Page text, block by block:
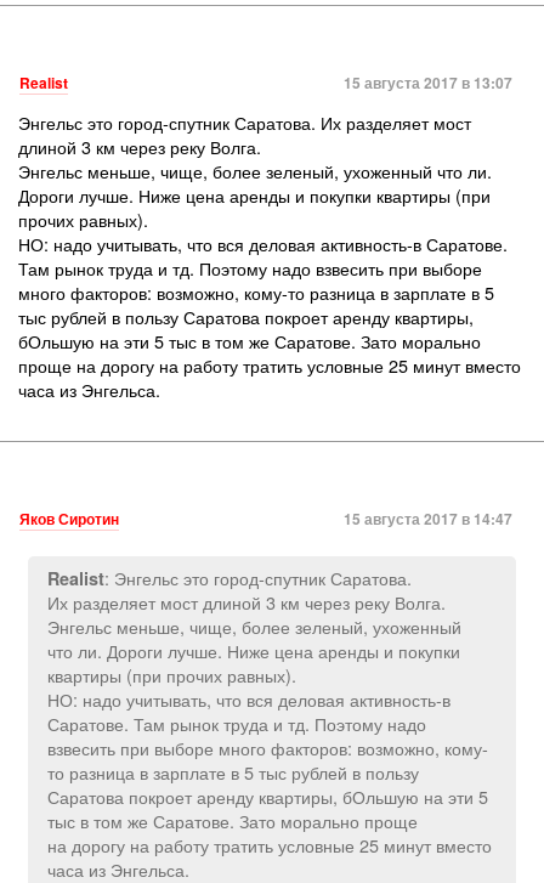
Realist 15 августа 2017 в 13:07
Энгельс это город-спутник Саратова. Их разделяет мост
длиной 3 км через реку Волга.
Энгельс меньше, чище, более зеленый, ухоженный что ли.
Дороги лучше. Ниже цена аренды и покупки квартиры (при
прочих равных).
НО: надо учитывать, что вся деловая активность-в Саратове.
Там рынок труда и тд. Поэтому надо взвесить при выборе
много факторов: возможно, кому-то разница в зарплате в 5
тыс рублей в пользу Саратова покроет аренду квартиры,
бОльшую на эти 5 тыс в том же Саратове. Зато морально
проще на дорогу на работу тратить условные 25 минут вместо
часа из Энгельса.
Яков Сиротин 15 августа 2017 в 14:47
Realist: Энгельс это город-спутник Саратова.
Их разделяет мост длиной 3 км через реку Волга.
Энгельс меньше, чище, более зеленый, ухоженный
что ли. Дороги лучше. Ниже цена аренды и покупки
квартиры (при прочих равных).
НО: надо учитывать, что вся деловая активность-в
Саратове. Там рынок труда и тд. Поэтому надо
взвесить при выборе много факторов: возможно, кому-
то разница в зарплате в 5 тыс рублей в пользу
Саратова покроет аренду квартиры, бОльшую на эти 5
тыс в том же Саратове. Зато морально проще
на дорогу на работу тратить условные 25 минут вместо
часа из Энгельса.